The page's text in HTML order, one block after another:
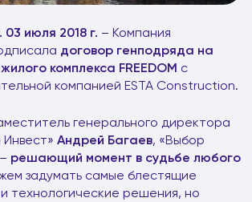
июля 2018 г. – Компания
договор генподряда на
комплекса FREEDOM с
компанией ESTA Construction.
генерального директора
Андрей Багаев, «Выбор
решающий момент в судьбе любого
задумать самые блестящие
технологические решения, но